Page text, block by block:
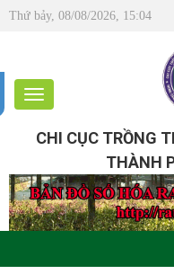
Thứ bảy, 08/08/2026, 15:04
CHI CỤC TRỒNG
THÀNH